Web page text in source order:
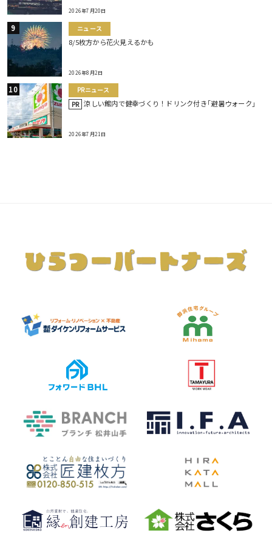
2026年7月20日
ニュース
8/5枚方から花火見えるかも
2026年8月2日
PRニュース
PR 涼しい館内で健幸づくり！ドリンク付き｢避暑ウォーク｣
2026年7月21日